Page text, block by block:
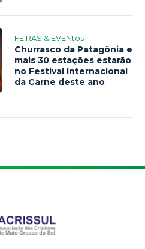
FEIRAS & EVENtos
Churrasco da Patagônia e
mais 30 estações estarão
no Festival Internacional
da Carne deste ano